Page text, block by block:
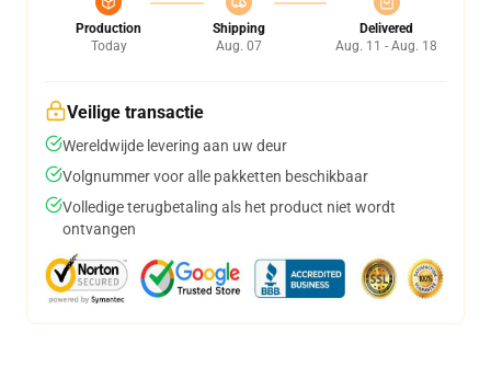
Production
Today
Shipping
Aug. 07
Delivered
Aug. 11 - Aug. 18
Veilige transactie
Wereldwijde levering aan uw deur
Volgnummer voor alle pakketten beschikbaar
Volledige terugbetaling als het product niet wordt
ontvangen